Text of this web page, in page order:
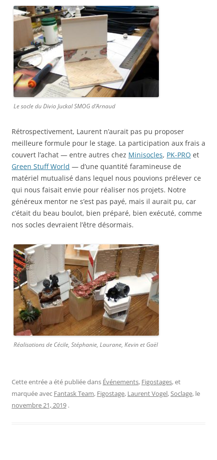
Le socle du Divio Juckal SMOG d’Arnaud
Rétrospectivement, Laurent n’aurait pas pu proposer
meilleure formule pour le stage. La participation aux frais a
couvert l’achat — entre autres chez Minisocles, PK-PRO et
Green Stuff World — d’une quantité faramineuse de
matériel mutualisé dans lequel nous pouvions prélever ce
qui nous faisait envie pour réaliser nos projets. Notre
généreux mentor ne s’est pas payé, mais il aurait pu, car
c’était du beau boulot, bien préparé, bien exécuté, comme
nos socles devraient l’être désormais.
Réalisations de Cécile, Stéphanie, Laurane, Kevin et Gaël
Cette entrée a été publiée dans Événements, Figostages, et
marquée avec Fantask Team, Figostage, Laurent Vogel,Soclage, le
novembre 21, 2019 .